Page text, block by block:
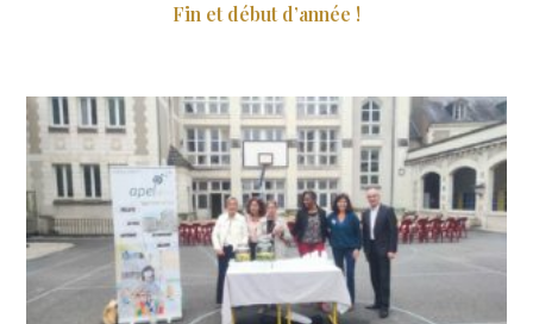
Fin et début d’année !